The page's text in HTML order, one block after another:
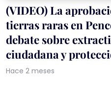
(VIDEO) La
tierras raras en
debate sobre
ciudadana y
Hace 2 meses